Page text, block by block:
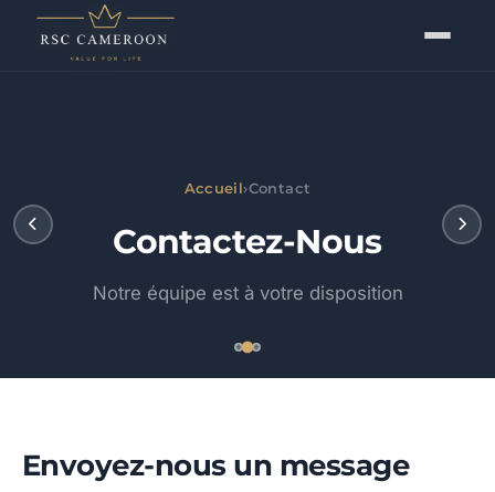
Accueil›Contact
Contactez-Nous
Notre équipe est à votre disposition
Envoyez-nous un message